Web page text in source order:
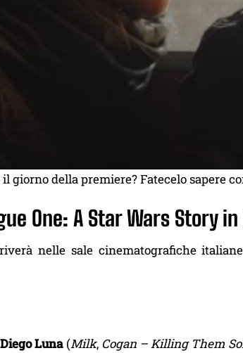
giorno della premiere? Fatecelo sapere
One: A Star Wars Story
nelle sale cinematografiche
Diego Luna(Milk, Cogan – Killing Them